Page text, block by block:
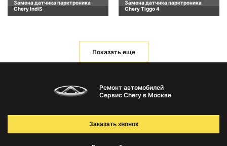
Замена датчика парктроника
Chery IndiS
Замена датчика парктроника
Chery Tiggo 4
Показать еще
Ремонт автомобилей
Сервис Chery в Москве
Заказать звонок